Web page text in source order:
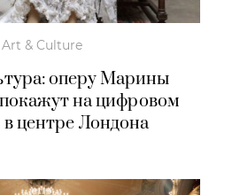
Art & Culture
оперу Марины
на цифровом
в центре Лондона